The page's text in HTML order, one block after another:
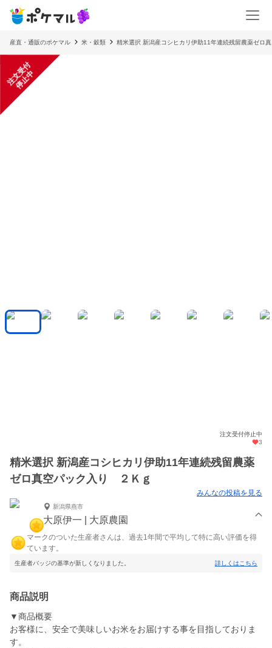
産直・通販のポケマル 米・穀類 精米選択 新潟産コシヒカリ伊助11年連続残留農薬ゼロ
注
文
受
付
停
止
中
注文受付停止中
3
精米選択 新潟産コシヒカリ伊助11年連続残留農薬
ゼロ真空パック入り ２Ｋｇ
みんなの投稿を見る
新潟県燕市
大原伊一 | 大原農園
マークのついた生産者さんは、過去1年間で平均して特に高い評価を得
ています。
生産者バッジの基準が新しくなりました。 詳しくはこちら
商品説明
▼商品概要
お客様に、安全で美味しいお米をお届けする事を目指しておりま
す。